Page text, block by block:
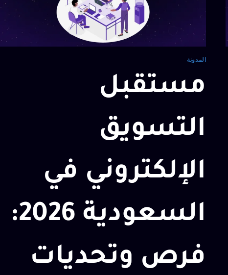
المدونة
مستقبل
التسويق
الإلكتروني في
السعودية 2026:
فرص وتحديات